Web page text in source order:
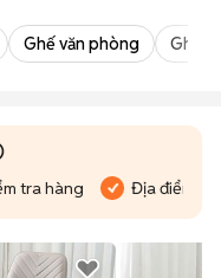
Ghế văn phòng Ghế
tra hàng Địa điểm